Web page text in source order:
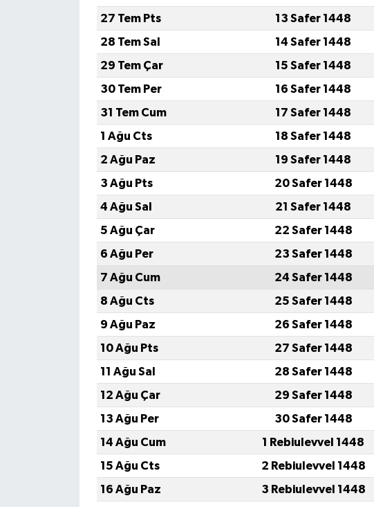
27 Tem Pts
13 Safer 1448
28 Tem Sal
14 Safer 1448
29 Tem Çar
15 Safer 1448
30 Tem Per
16 Safer 1448
31 Tem Cum
17 Safer 1448
1 Ağu Cts
18 Safer 1448
2 Ağu Paz
19 Safer 1448
3 Ağu Pts
20 Safer 1448
4 Ağu Sal
21 Safer 1448
5 Ağu Çar
22 Safer 1448
6 Ağu Per
23 Safer 1448
7 Ağu Cum
24 Safer 1448
8 Ağu Cts
25 Safer 1448
9 Ağu Paz
26 Safer 1448
10 Ağu Pts
27 Safer 1448
11 Ağu Sal
28 Safer 1448
12 Ağu Çar
29 Safer 1448
13 Ağu Per
30 Safer 1448
14 Ağu Cum
1 Rebiulevvel 1448
15 Ağu Cts
2 Rebiulevvel 1448
16 Ağu Paz
3 Rebiulevvel 1448